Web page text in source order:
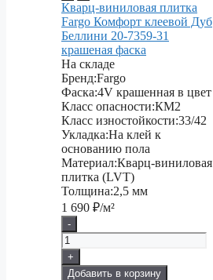
Кварц-виниловая плитка
Fargo Комфорт клеевой Дуб
Беллини 20-7359-31
крашеная фаска
На складе
Бренд:Fargo
Фаска:4V крашенная в цвет
Класс опасности:КМ2
Класс изностойкости:33/42
Укладка:На клей к
основанию пола
Материал:Кварц-виниловая
плитка (LVT)
Толщина:2,5 мм
1 690 ₽/м²
-
+
Добавить в корзину